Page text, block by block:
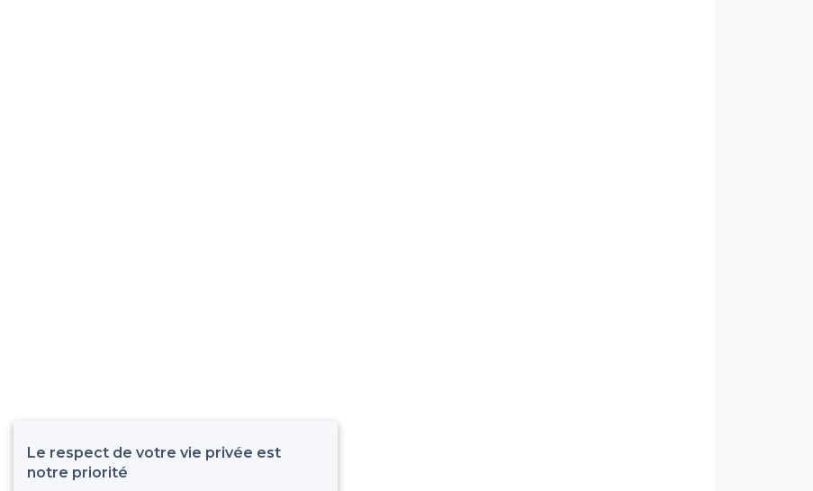
Le respect de votre vie privée est
notre priorité